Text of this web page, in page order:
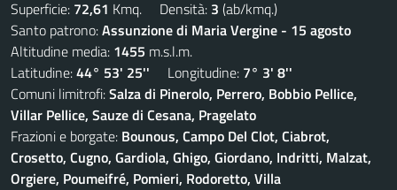
Superficie: 72,61 Kmq. Densità: 3 (ab/kmq.)
Santo patrono:Assunzione di Maria Vergine - 15 agosto
Altitudine media: 1455 m.s.l.m.
Latitudine:44° 53' 25'' Longitudine: 7° 3' 8''
Comuni limitrofi:Salza di Pinerolo, Perrero, Bobbio Pellice,
Villar Pellice, Sauze di Cesana, Pragelato
Frazioni e borgate: Bounous, Campo Del Clot, Ciabrot,
Crosetto, Cugno, Gardiola, Ghigo, Giordano, Indritti, Malzat,
Orgiere, Poumeifré, Pomieri, Rodoretto, Villa